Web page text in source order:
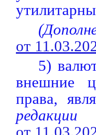
от
5)
внешние
права,